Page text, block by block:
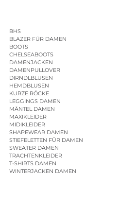
BHS
BLAZER FÜR DAMEN
BOOTS
CHELSEABOOTS
DAMENJACKEN
DAMENPULLOVER
DIRNDLBLUSEN
HEMDBLUSEN
KURZE RÖCKE
LEGGINGS DAMEN
MÄNTEL DAMEN
MAXIKLEIDER
MIDIKLEIDER
SHAPEWEAR DAMEN
STIEFELETTEN FÜR DAMEN
SWEATER DAMEN
TRACHTENKLEIDER
T-SHIRTS DAMEN
WINTERJACKEN DAMEN